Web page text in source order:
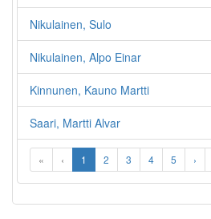
Nikulainen, Sulo
Nikulainen, Alpo Einar
Kinnunen, Kauno Martti
Saari, Martti Alvar
« ‹ 1 2 3 4 5 ›